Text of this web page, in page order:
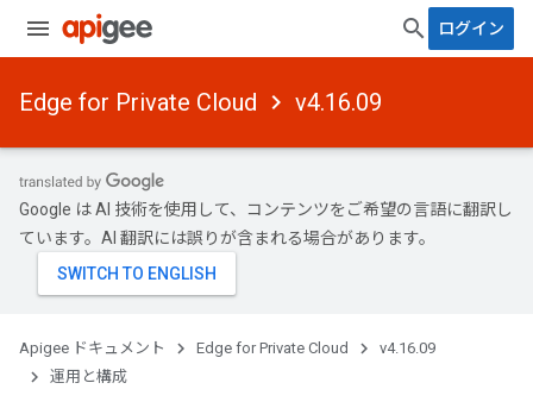
ログイン
Edge for Private Cloud v4.16.09
Google は AI 技術を使用して、コンテンツをご希望の言語に翻訳し
ています。AI 翻訳には誤りが含まれる場合があります。
Apigee ドキュメント Edge for Private Cloud
v4.16.09
運用と構成